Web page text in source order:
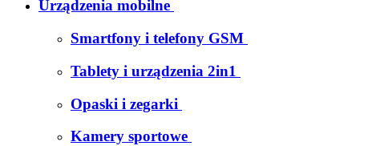
Urządzenia mobilne
Smartfony i telefony GSM
Tablety i urządzenia 2in1
Opaski i zegarki
Kamery sportowe